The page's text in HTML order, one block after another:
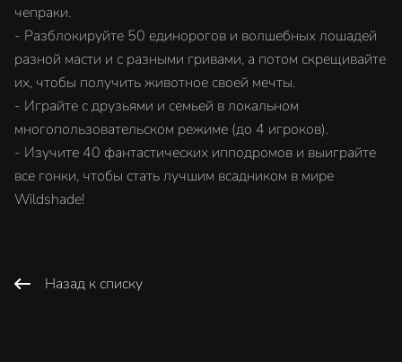
чепраки.
- Разблокируйте 50 единорогов и волшебных лошадей
разной масти и с разными гривами, а потом скрещивайте
их, чтобы получить животное своей мечты.
- Играйте с друзьями и семьей в локальном
многопользовательском режиме (до 4 игроков).
- Изучите 40 фантастических ипподромов и выиграйте
все гонки, чтобы стать лучшим всадником в мире
Wildshade!
Назад к списку